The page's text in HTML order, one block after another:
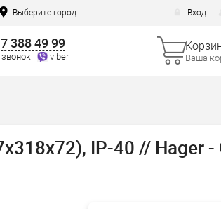
Выберите город Вход
388 49 99
viber Ваша
IP-40 // Hager -